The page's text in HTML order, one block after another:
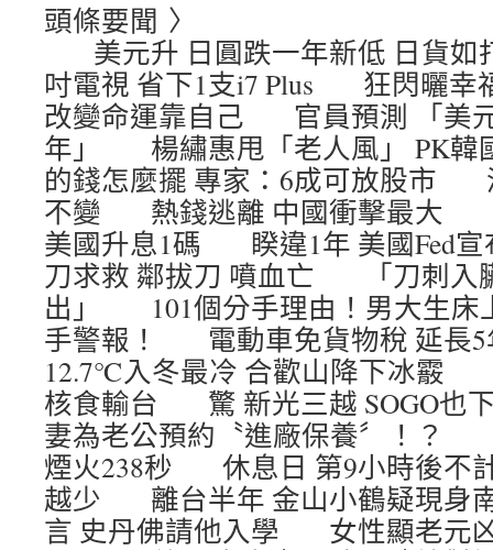
頭條要聞 〉
美元升 日圓跌一年新低 日貨
吋電視 省下1支i7 Plus 狂閃曬幸
改變命運靠自己 官員預測 「美
年」 楊繡惠甩「老人風」 PK
的錢怎麼擺 專家：6成可放股市
不變 熱錢逃離 中國衝擊最大
美國升息1碼 睽違1年 美國Fed
刀求救 鄰拔刀 噴血亡 「刀刺入
出」 101個分手理由！男大生床
手警報！ 電動車免貨物稅 延長
12.7℃入冬最冷 合歡山降下冰霰
核食輸台 驚 新光三越 SOGO
妻為老公預約〝進廠保養〞！？
煙火238秒 休息日 第9小時後不
越少 離台半年 金山小鶴疑現
言 史丹佛請他入學 女性顯老元